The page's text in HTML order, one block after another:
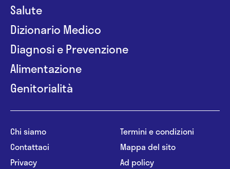
Salute
Dizionario Medico
Diagnosi e Prevenzione
Alimentazione
Genitorialità
Chi siamo
Contattaci
Privacy
Termini e condizioni
Mappa del sito
Ad policy